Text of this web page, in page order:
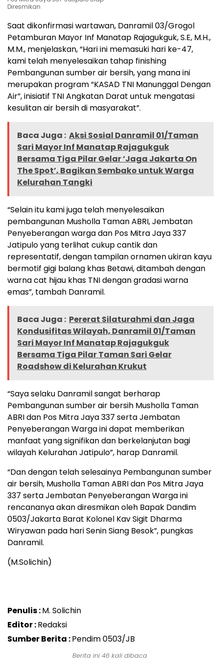
Diresmikan
Saat dikonfirmasi wartawan, Danramil 03/Grogol
Petamburan Mayor Inf Manatap Rajagukguk, S.E, M.H.,
M.M., menjelaskan, “Hari ini memasuki hari ke-47,
kami telah menyelesaikan tahap finishing
Pembangunan sumber air bersih, yang mana ini
merupakan program “KASAD TNI Manunggal Dengan
Air”, inisiatif TNI Angkatan Darat untuk mengatasi
kesulitan air bersih di masyarakat”.
Baca Juga : Aksi Sosial Danramil 01/Taman
Sari Mayor Inf Manatap Rajagukguk
Bersama Tiga Pilar Gelar ‘Jaga Jakarta On
The Spot’, Bagikan Sembako untuk Warga
Kelurahan Tangki
“Selain itu kami juga telah menyelesaikan
pembangunan Musholla Taman ABRI, Jembatan
Penyeberangan warga dan Pos Mitra Jaya 337
Jatipulo yang terlihat cukup cantik dan
representatif, dengan tampilan ornamen ukiran kayu
bermotif gigi balang khas Betawi, ditambah dengan
warna cat hijau khas TNI dengan gradasi warna
emas”, tambah Danramil.
Baca Juga : Pererat Silaturahmi dan Jaga
Kondusifitas Wilayah, Danramil 01/Taman
Sari Mayor Inf Manatap Rajagukguk
Bersama Tiga Pilar Taman Sari Gelar
Roadshow di Kelurahan Krukut
“Saya selaku Danramil sangat berharap
Pembangunan sumber air bersih Musholla Taman
ABRI dan Pos Mitra Jaya 337 serta Jembatan
Penyeberangan Warga ini dapat memberikan
manfaat yang signifikan dan berkelanjutan bagi
wilayah Kelurahan Jatipulo”, harap Danramil.
“Dan dengan telah selesainya Pembangunan sumber
air bersih, Musholla Taman ABRI dan Pos Mitra Jaya
337 serta Jembatan Penyeberangan Warga ini
rencananya akan diresmikan oleh Bapak Dandim
0503/Jakarta Barat Kolonel Kav Sigit Dharma
Wiryawan pada hari Senin Siang Besok”, pungkas
Danramil.
(M.Solichin)
Penulis :M. Solichin
Editor :Redaksi
Sumber Berita :Pendim 0503/JB
Berita ini 46 kali dibaca